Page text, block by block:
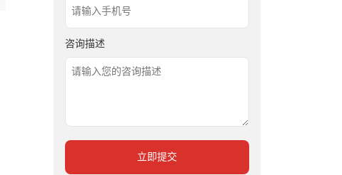
咨询描述
立即提交